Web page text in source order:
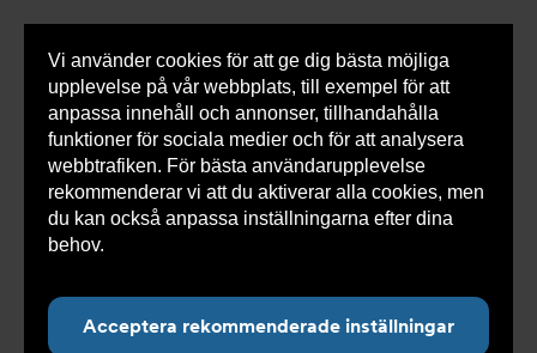
Vi använder cookies för att ge dig bästa möjliga
upplevelse på vår webbplats, till exempel för att
anpassa innehåll och annonser, tillhandahålla
funktioner för sociala medier och för att analysera
webbtrafiken. För bästa användarupplevelse
rekommenderar vi att du aktiverar alla cookies, men
du kan också anpassa inställningarna efter dina
behov.
Acceptera rekommenderade inställningar
0 varorSnabborder
Du
här:
Armatec > Produkter > Kyla > Slang >
Slang
OXY
> Slang OXY AT 5745- >
Slang OXY Slät. x Slät.
AT 5745-W459999055